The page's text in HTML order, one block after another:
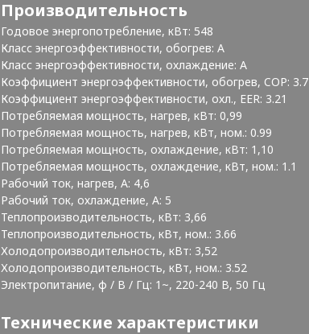
Производительность
Годовое энергопотребление, кВт: 548
Класс энергоэффективности, обогрев: A
Класс энергоэффективности, охлаждение: A
Коэффициент энергоэффективности, обогрев, COP: 3.7
Коэффициент энергоэффективности, охл., EER: 3.21
Потребляемая мощность, нагрев, кВт: 0,99
Потребляемая мощность, нагрев, кВт, ном.: 0.99
Потребляемая мощность, охлаждение, кВт: 1,10
Потребляемая мощность, охлаждение, кВт, ном.: 1.1
Рабочий ток, нагрев, А: 4,6
Рабочий ток, охлаждение, А: 5
Теплопроизводительность, кВт: 3,66
Теплопроизводительность, кВт, ном.: 3.66
Холодопроизводительность, кВт: 3,52
Холодопроизводительность, кВт, ном.: 3.52
Электропитание, ф / В / Гц: 1~, 220-240 В, 50 Гц
Технические характеристики